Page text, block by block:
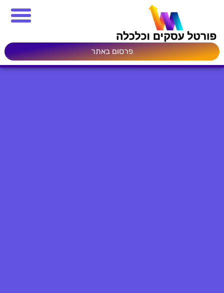
פרסום באתר